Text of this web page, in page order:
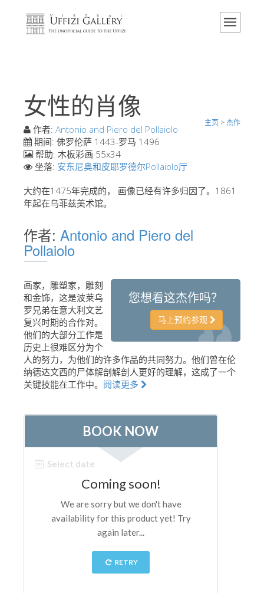
主页
活动 & 展览
游客的评论
联系我们
参观乌菲兹
现在预定
杰作
艺术家
新展示室厅
佛罗伦萨博物馆
巴杰罗美术馆
学院美术馆
巴拉丁画廊
圣马可博物馆
考古学博物馆
宝石加工博物馆
伽利略博物馆
Boboli Gardens
The Arnolfo\'s tower
Vasari Corridor
旧宫
女性的肖像
主页 >杰作
作者: Antonio and Piero del Pollaiolo
期间: 佛罗伦萨 1443-罗马 1496
帮助: 木板彩画 55x34
坐落: 安东尼奥和皮耶罗德尔Pollaiolo厅
大约在1475年完成的， 画像已经有许多归因了。1861
年起在乌菲兹美术馆。
作者: Antonio and Piero del
Pollaiolo
您想看这杰作吗？
马上预约参观
画家，雕塑家，雕刻
和金饰，这是波莱乌
罗兄弟在意大利文艺
复兴时期的合作对。
他们的大部分工作是
历史上很难区分为个
人的努力，为他们的许多作品的共同努力。他们曾在伦
纳德达文西的尸体解剖解剖人更好的理解，这成了一个
关键技能在工作中。 阅读更多